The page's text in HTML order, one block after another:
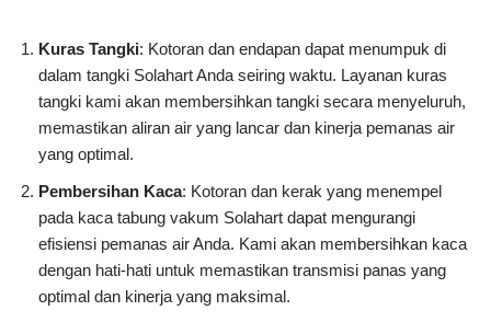
Kuras Tangki: Kotoran dan endapan dapat menumpuk di
dalam tangki Solahart Anda seiring waktu. Layanan kuras
tangki kami akan membersihkan tangki secara menyeluruh,
memastikan aliran air yang lancar dan kinerja pemanas air
yang optimal.
Pembersihan Kaca: Kotoran dan kerak yang menempel
pada kaca tabung vakum Solahart dapat mengurangi
efisiensi pemanas air Anda. Kami akan membersihkan kaca
dengan hati-hati untuk memastikan transmisi panas yang
optimal dan kinerja yang maksimal.